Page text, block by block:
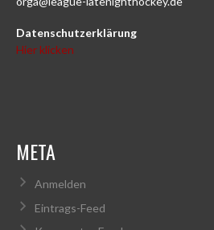
Datenschutzerklärung
Hier klicken
META
Anmelden
Eintrags-Feed